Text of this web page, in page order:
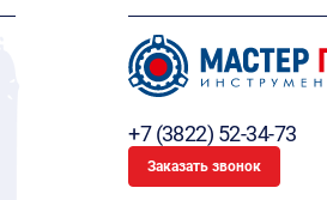
+7 (3822) 52-34-73
Заказать звонок